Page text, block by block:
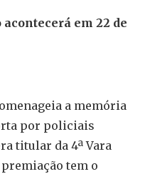
em 22 de
a memória
por policiais
titular da 4ª Vara
tem o